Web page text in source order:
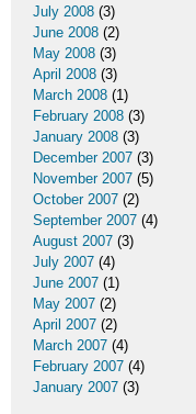
July 2008 (3)
June 2008 (2)
May 2008 (3)
April 2008 (3)
March 2008 (1)
February 2008 (3)
January 2008 (3)
December 2007 (3)
November 2007 (5)
October 2007 (2)
September 2007 (4)
August 2007 (3)
July 2007 (4)
June 2007 (1)
May 2007 (2)
April 2007 (2)
March 2007 (4)
February 2007 (4)
January 2007 (3)